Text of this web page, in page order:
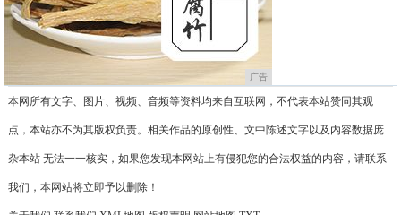
广告
本网所有文字、图片、视频、音频等资料均来自互联网，不代表本站赞同其观
点，本站亦不为其版权负责。相关作品的原创性、文中陈述文字以及内容数据庞
杂本站 无法一一核实，如果您发现本网站上有侵犯您的合法权益的内容，请联系
我们，本网站将立即予以删除！